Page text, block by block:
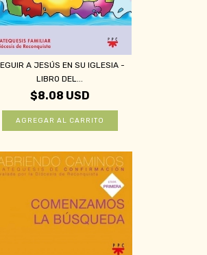
A JESÚS EN SU IGLESIA -
LIBRO DEL...
$8.08 USD